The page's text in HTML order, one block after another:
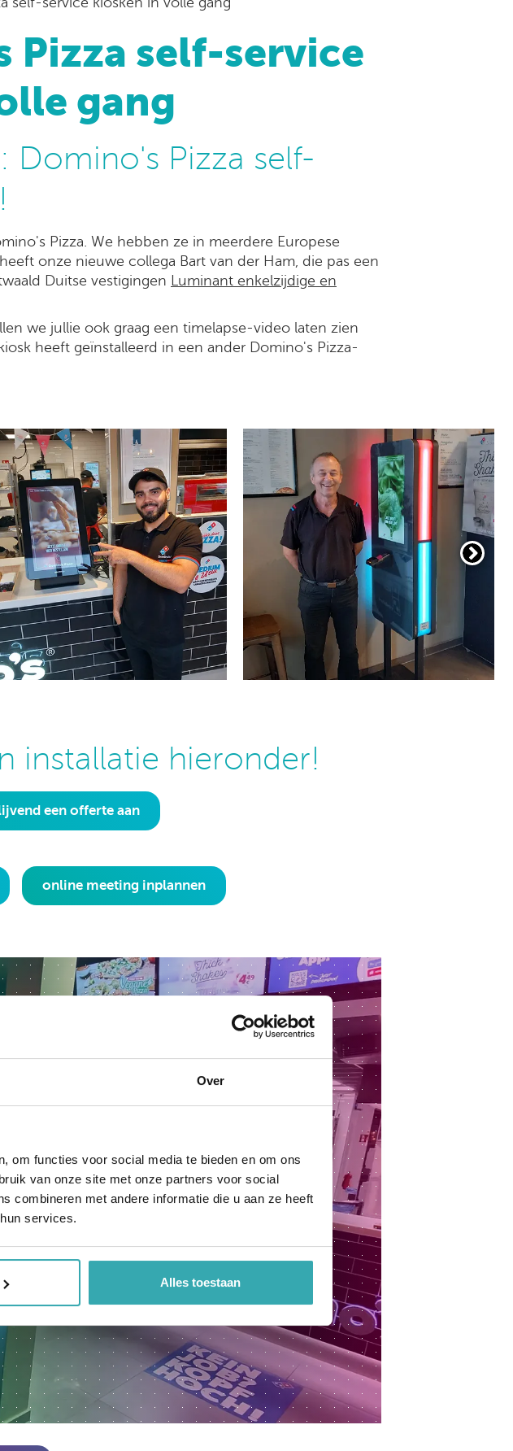
Over
om functies voor social media te bieden en om ons
van onze site met onze partners voor social
combineren met andere informatie die u aan ze heeft
services.
Alles toestaan
self-service
gang
Domino's Pizza self-
Pizza. We hebben ze in meerdere Europese
onze nieuwe collega Bart van der Ham, die pas een
Duitse vestigingen Luminant enkelzijdige en
we jullie ook graag een timelapse-video laten zien
heeft geïnstalleerd in een ander Domino's Pizza-
installatie hieronder!
een offerte aan
online meeting inplannen